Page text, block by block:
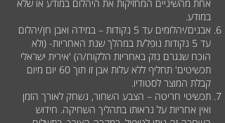
אחת מהשיניים המחזיקות את היהלום במודע או שלא
במודע.
אבנים/יהלומים עד 5 נקודות – במידה ואבן חן/יהלום
עד 5 נקודות נופל/ת במהלך שנת האחריות- (ולא
הוכח שנגרם נזק באחריות הלקוח/ה) 'אירית ישראלי
תכשיטים' תחליף ללא עלות אבן זו תוך 60 יום מיום
קבלת המוצר לסטודיו.
תכשיטי חריטה – הצבע השחור, נשחק לאורך הזמן
ואין אחריות על נראותו בתהליך השחיקה. חידוש